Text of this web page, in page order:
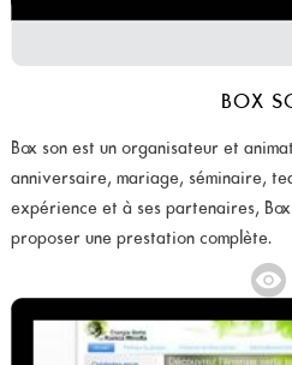
BOX
Box son est un organisateur et
anniversaire, mariage, séminaire,
expérience et à ses partenaires,
proposer une prestation complète.